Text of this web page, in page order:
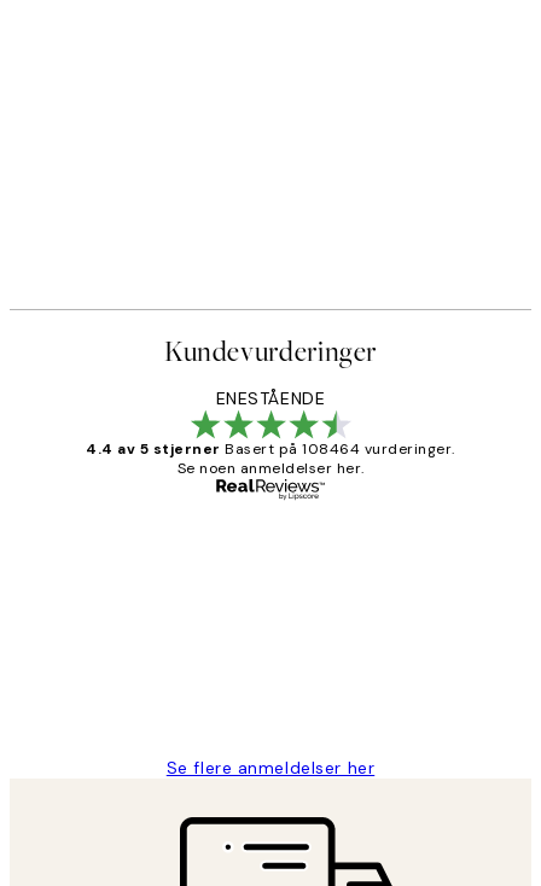
Kundevurderinger
ENESTÅENDE
4.4 av 5 stjerner Basert på 108464 vurderinger.
Se noen anmeldelser her.
Se flere anmeldelser her